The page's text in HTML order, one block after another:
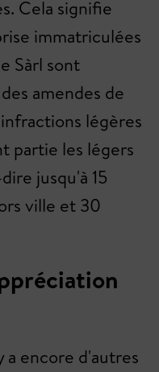
Cela signifie
immatriculées
Sàrl sont
amendes de
légères
partie les légers
jusqu'à 15
ville et 30
encore d'autres